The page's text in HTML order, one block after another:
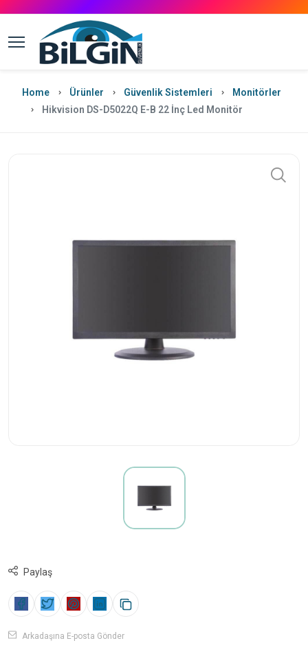
Home Ürünler Güvenlik Sistemleri
Monitörler
Hikvision DS-D5022Q E-B 22 İnç Led Monitör
Paylaş
Arkadaşına E-posta Gönder